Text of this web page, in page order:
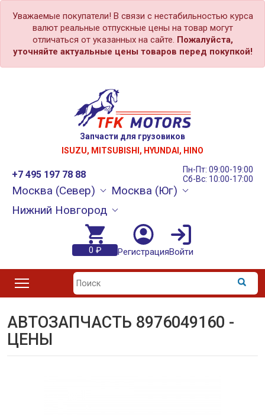
Уважаемые покупатели! В связи с нестабильностью курса
валют реальные отпускные цены на товар могут
отличаться от указанных на сайте. Пожалуйста,
уточняйте актуальные цены товаров перед покупкой!
Запчасти для грузовиков
ISUZU, MITSUBISHI, HYUNDAI, HINO
+7 495 197 78 88
Пн-Пт: 09:00-19:00
Сб-Вс: 10:00-17:00
Москва (Север)
Москва (Юг)
Нижний Новгород
0 ₽ РегистрацияВойти
АВТОЗАПЧАСТЬ 8976049160 -
ЦЕНЫ